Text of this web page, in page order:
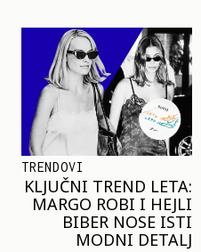
SHOPPING
JOŠ JE RANO ZA JAKNE
– ALI U RESERVED JE
STIGAO MODEL KOJI
ĆE BITI VELIKI TREND